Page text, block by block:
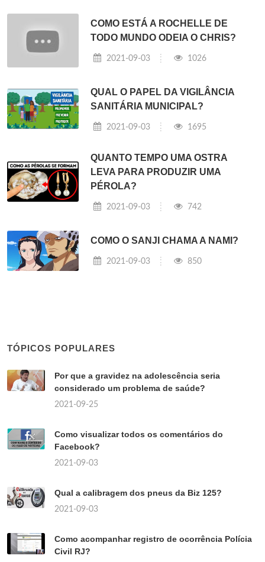
COMO ESTÁ A ROCHELLE DE
TODO MUNDO ODEIA O CHRIS?
2021-09-03 1026
QUAL O PAPEL DA VIGILÂNCIA
SANITÁRIA MUNICIPAL?
2021-09-03 1695
QUANTO TEMPO UMA OSTRA
LEVA PARA PRODUZIR UMA
PÉROLA?
2021-09-03 742
COMO O SANJI CHAMA A NAMI?
2021-09-03 850
TÓPICOS POPULARES
Por que a gravidez na adolescência seria
considerado um problema de saúde?
2021-09-25
Como visualizar todos os comentários do
Facebook?
2021-09-03
Qual a calibragem dos pneus da Biz 125?
2021-09-03
Como acompanhar registro de ocorrência Polícia
Civil RJ?